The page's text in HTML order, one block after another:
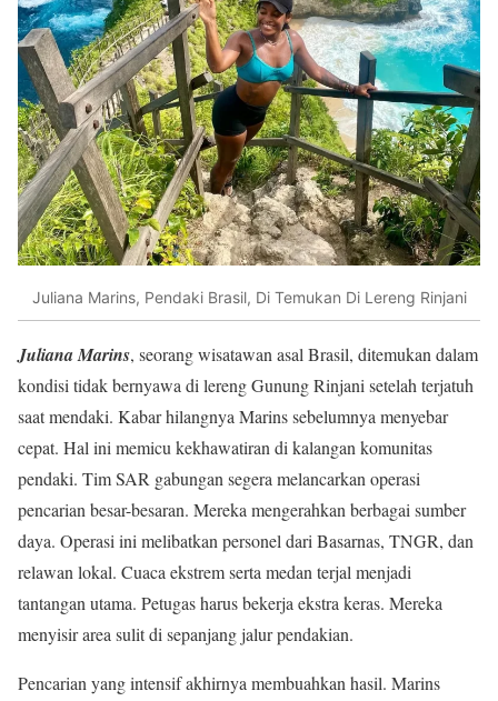
Juliana Marins, Pendaki Brasil, Di Temukan Di Lereng Rinjani
Juliana Marins, seorang wisatawan asal Brasil, ditemukan dalam
kondisi tidak bernyawa di lereng Gunung Rinjani setelah terjatuh
saat mendaki. Kabar hilangnya Marins sebelumnya menyebar
cepat. Hal ini memicu kekhawatiran di kalangan komunitas
pendaki. Tim SAR gabungan segera melancarkan operasi
pencarian besar-besaran. Mereka mengerahkan berbagai sumber
daya. Operasi ini melibatkan personel dari Basarnas, TNGR, dan
relawan lokal. Cuaca ekstrem serta medan terjal menjadi
tantangan utama. Petugas harus bekerja ekstra keras. Mereka
menyisir area sulit di sepanjang jalur pendakian.
Pencarian yang intensif akhirnya membuahkan hasil. Marins